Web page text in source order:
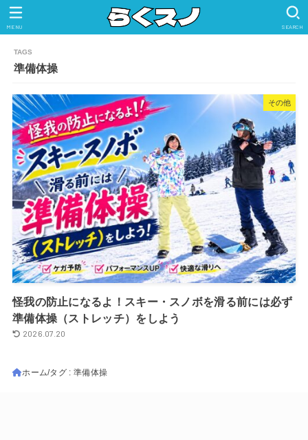
SEARCH
MENU
準備体操
その他
怪我の防止になるよ！スキー・スノボを滑る前には必ず
準備体操（ストレッチ）をしよう
2026.07.20
ホーム タグ : 準備体操